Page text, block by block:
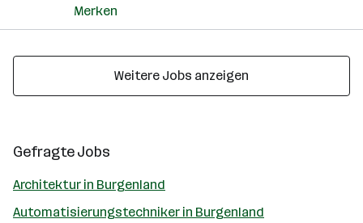
Merken
Weitere Jobs anzeigen
Gefragte Jobs
Architektur in Burgenland
Automatisierungstechniker in Burgenland